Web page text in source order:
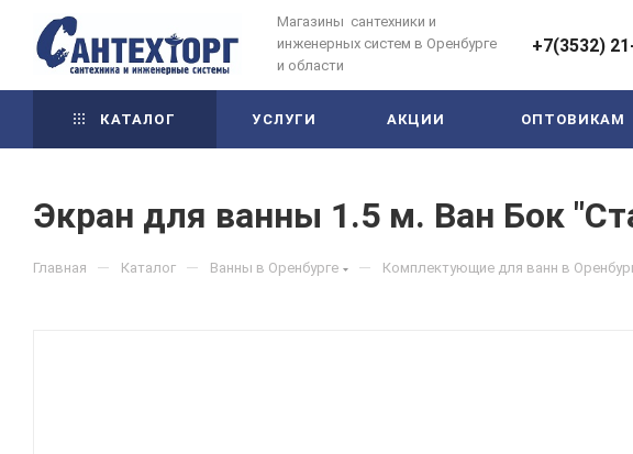
Магазины сантехники и
инженерных систем в Оренбурге
и области
+7(3532)
КАТАЛОГ УСЛУГИ АКЦИИ ОПТОВИКАМ
Экран для ванны 1.5 м. Ван Бок
Главная — Каталог — Ванны в Оренбурге — Комплектующие для ванн в